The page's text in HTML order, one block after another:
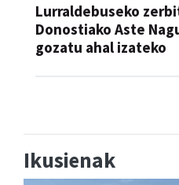
Lurraldebuseko
Donostiako Aste
gozatu ahal izateko
Ikusienak